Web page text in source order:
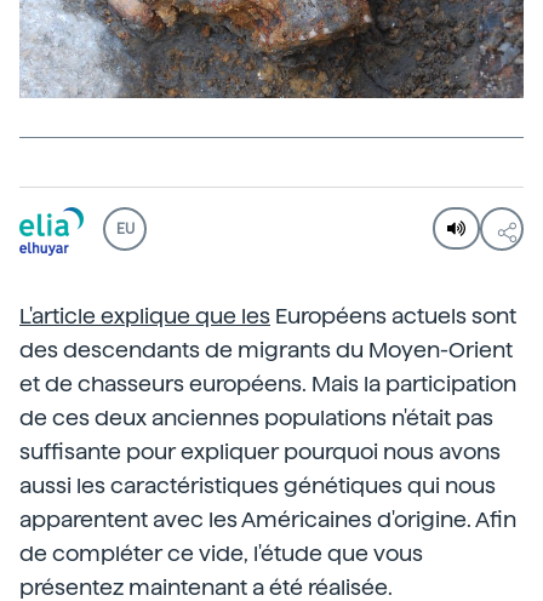
EU
L'article explique que les Européens actuels sont
des descendants de migrants du Moyen-Orient
et de chasseurs européens. Mais la participation
de ces deux anciennes populations n'était pas
suffisante pour expliquer pourquoi nous avons
aussi les caractéristiques génétiques qui nous
apparentent avec les Américaines d'origine. Afin
de compléter ce vide, l'étude que vous
présentez maintenant a été réalisée.